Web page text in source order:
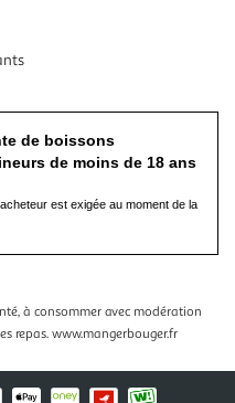
de boissons
de moins de 18 ans
est exigée au moment de la
à consommer avec modération
repas. www.mangerbouger.fr